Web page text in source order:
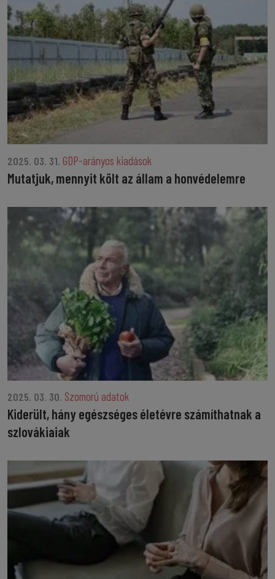
2025. 03. 31. GDP-arányos kiadások
Mutatjuk, mennyit költ az állam a honvédelemre
2025. 03. 30. Szomorú adatok
Kiderült, hány egészséges életévre számíthatnak a
szlovákiaiak